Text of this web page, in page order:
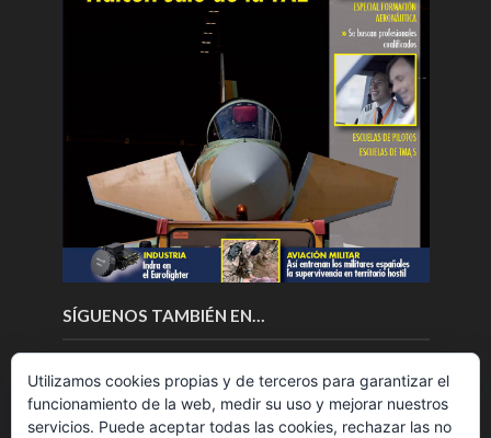
SÍGUENOS TAMBIÉN EN…
Utilizamos cookies propias y de terceros para garantizar el
funcionamiento de la web, medir su uso y mejorar nuestros
servicios. Puede aceptar todas las cookies, rechazar las no